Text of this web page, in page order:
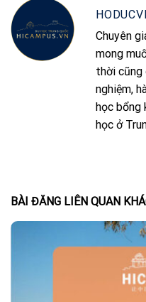
Chuyên
mong
thời cũng
nghiệm,
học
học ở
BÀI ĐĂNG LIÊN QUAN